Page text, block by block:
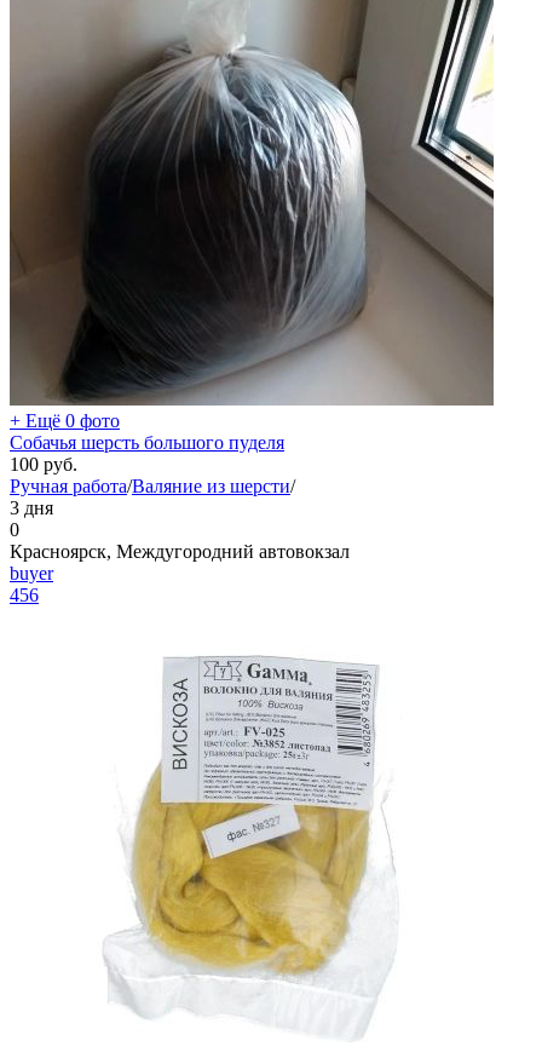
+ Ещё 0 фото
Собачья шерсть большого пуделя
100 руб.
Ручная работа/Валяние из шерсти/
3 дня
0
Красноярск, Междугородний автовокзал
buyer
456